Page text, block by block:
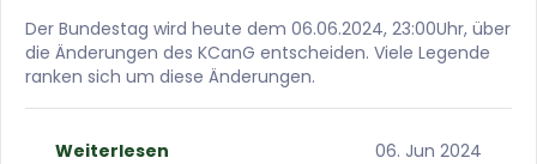
Der Bundestag wird heute dem 06.06.2024, 23:00Uhr, über
die Änderungen des KCanG entscheiden. Viele Legende
ranken sich um diese Änderungen.
Weiterlesen 06. Jun 2024